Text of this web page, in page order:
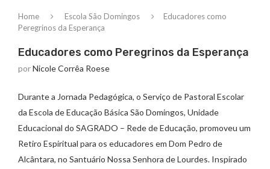
Home Escola São Domingos
Educadores como
Peregrinos da Esperança
Educadores como Peregrinos da Esperança
porNicole Corrêa Roese
Durante a Jornada Pedagógica, o Serviço de Pastoral Escolar
da Escola de Educação Básica São Domingos, Unidade
Educacional do SAGRADO – Rede de Educação, promoveu um
Retiro Espiritual para os educadores em Dom Pedro de
Alcântara, no Santuário Nossa Senhora de Lourdes. Inspirado